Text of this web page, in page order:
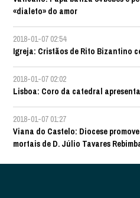
«dialeto» do amor
2018-01-07 02:54
Igreja: Cristãos de Rito Bizantino
2018-01-07 02:02
Lisboa: Coro da catedral
2018-01-07 01:27
Viana do Castelo: Diocese
mortais de D. Júlio Tavares